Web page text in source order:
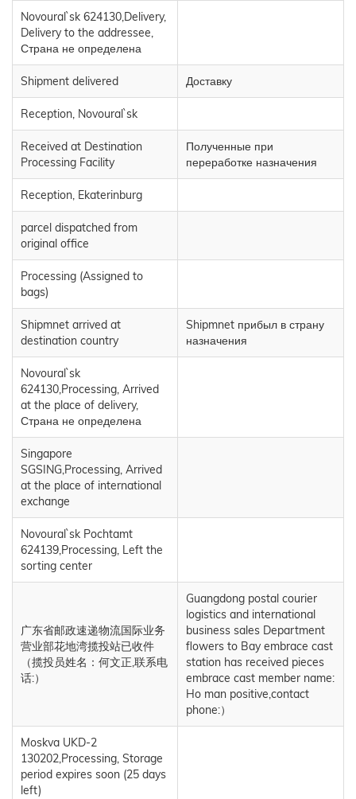
Novoural`sk 624130,Delivery,
Delivery to the addressee,
Страна не определена
Shipment delivered Доставку
Reception, Novoural`sk
Received at Destination
Processing Facility
Полученные при
переработке назначения
Reception, Ekaterinburg
parcel dispatched from
original office
Processing (Assigned to
bags)
Shipmnet arrived at
destination country
Shipmnet прибыл в страну
назначения
Novoural`sk
624130,Processing, Arrived
at the place of delivery,
Страна не определена
Singapore
SGSING,Processing, Arrived
at the place of international
exchange
Novoural`sk Pochtamt
624139,Processing, Left the
sorting center
广东省邮政速递物流国际业务
营业部花地湾揽投站已收件
（揽投员姓名：何文正,联系电
话:）
Guangdong postal courier
logistics and international
business sales Department
flowers to Bay embrace cast
station has received pieces
embrace cast member name:
Ho man positive,contact
phone:）
Moskva UKD-2
130202,Processing, Storage
period expires soon (25 days
left)